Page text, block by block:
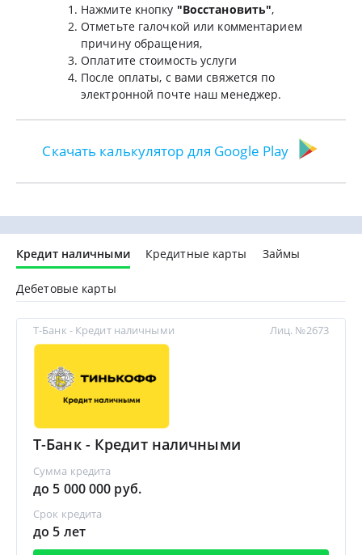
Нажмите кнопку "Восстановить",
Отметьте галочкой или комментарием
причину обращения,
Оплатите стоимость услуги
После оплаты, с вами свяжется по
электронной почте наш менеджер.
Скачать калькулятор для Google Play
Кредит наличными Кредитные карты Займы
Дебетовые карты
Т-Банк - Кредит наличными
Т-Банк - Кредит наличными
Сумма кредита
до 5 000 000 руб.
Срок кредита
до 5 лет
Лиц. №2673